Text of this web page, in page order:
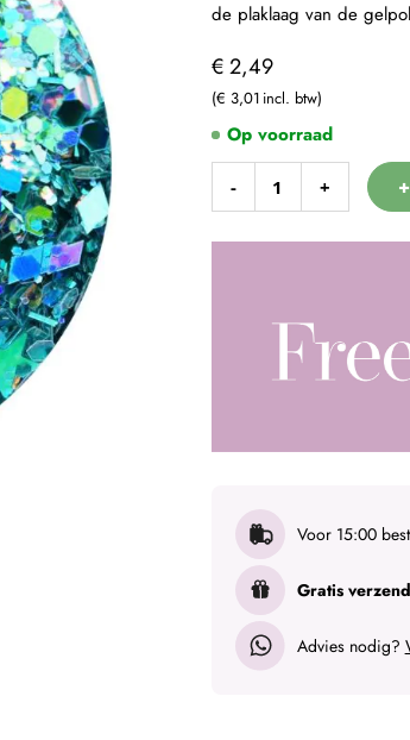
€ 2,49
€ 3,01
- +
Voor 15:00
Gratis
Advies nodig?
Op voorraad
de plaklaag van de